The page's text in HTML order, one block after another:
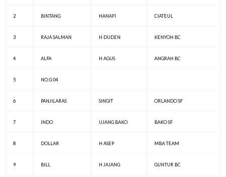
2 BINTANG HANAFI CIATEUL
3 RAJA SALMAN H DUDEN KENYOH BC
4 ALFA H AGUS ANGRAH BC
5 NO.G 04
6 PANJILARAS SINGIT ORLANDO SF
7 INDO UJANG BAKO BAKO SF
8 DOLLAR H ASEP MBA TEAM
9 BILL H JAJANG GUNTUR BC